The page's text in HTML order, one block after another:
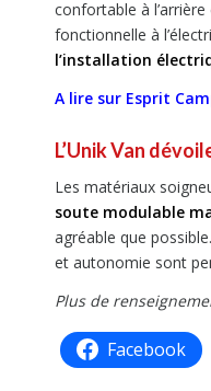
confortable à
fonctionnelle à
l’installation
A lire sur Esprit
L’Unik Van
Les matériaux
soute modulable
agréable que possible.
et autonomie sont
Plus de
Facebook